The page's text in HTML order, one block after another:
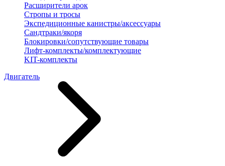
Расширители арок
Стропы и тросы
Экспедиционные канистры/аксессуары
Сандтраки/якоря
Блокировки/сопутствующие товары
Лифт-комплекты/комплектующие
KIT-комплекты
Двигатель